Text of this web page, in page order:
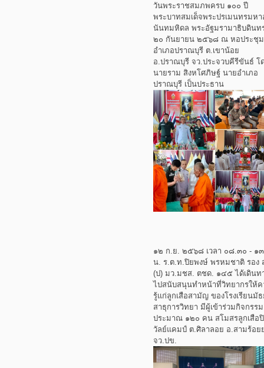
วันพระราชสมภพครบ ๑๐๐ ปี
พระบาทสมเด็จพระปรเมนทรมหา
นันทมหิดล พระอัฐมรามาธิบดินท
๒๐ กันยายน ๒๕๖๘ ณ หอประชุม
อำเภอปราณบุรี ต.เขาน้อย
อ.ปราณบุรี จว.ประจวบคีรีขันธ์ โ
นายราม สิงหโศภิษฐ์ นายอำเภอ
ปราณบุรี เป็นประธาน
๑๒ ก.ย. ๒๕๖๘ เวลา ๐๘.๓๐ - ๑
น. ร.ต.ท.ปิยพงษ์ พรหมชาติ รอง
(ป) มว.มชส. ตชด. ๑๔๕ ได้เดินท
ไปสนับสนุนทำหน้าที่วิทยากรให้ค
รู้แก่ลูกเสือสามัญ ของโรงเรียนมั
สาธุการวิทยา มีผู้เข้าร่วมกิจกรรม
ประมาณ ๑๒๐ คน สโมสรลูกเสือ
วัลย์แคมป์ ต.ศิลาลอย อ.สามร้อย
จว.ปข.